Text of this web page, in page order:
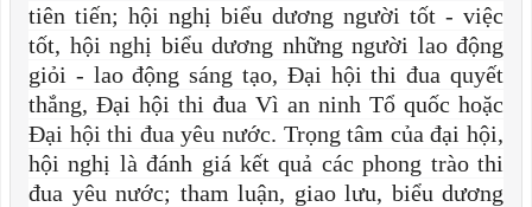
tiên tiến; hội nghị biểu dương người tốt - việc
tốt, hội nghị biểu dương những người lao động
giỏi - lao động sáng tạo, Đại hội thi đua quyết
thắng, Đại hội thi đua Vì an ninh Tổ quốc hoặc
Đại hội thi đua yêu nước. Trọng tâm của đại hội,
hội nghị là đánh giá kết quả các phong trào thi
đua yêu nước; tham luận, giao lưu, biểu dương